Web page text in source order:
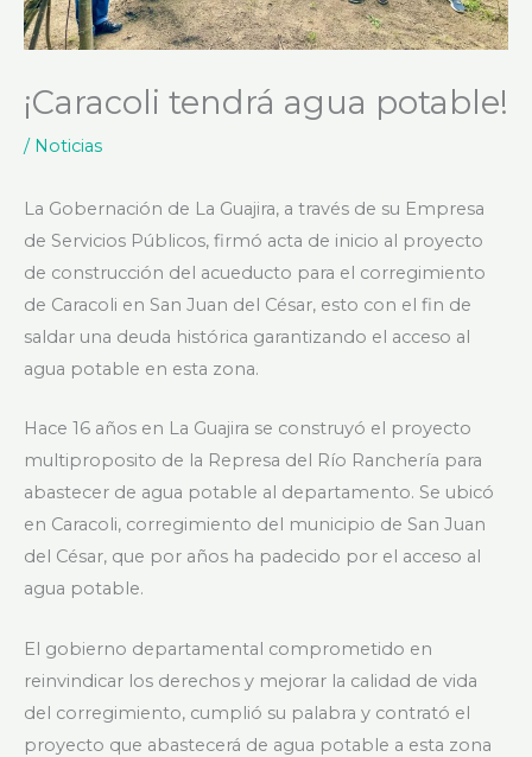
¡Caracoli tendrá agua potable!
/ Noticias
La Gobernación de La Guajira, a través de su Empresa
de Servicios Públicos, firmó acta de inicio al proyecto
de construcción del acueducto para el corregimiento
de Caracoli en San Juan del César, esto con el fin de
saldar una deuda histórica garantizando el acceso al
agua potable en esta zona.
Hace 16 años en La Guajira se construyó el proyecto
multiproposito de la Represa del Río Ranchería para
abastecer de agua potable al departamento. Se ubicó
en Caracoli, corregimiento del municipio de San Juan
del César, que por años ha padecido por el acceso al
agua potable.
El gobierno departamental comprometido en
reinvindicar los derechos y mejorar la calidad de vida
del corregimiento, cumplió su palabra y contrató el
proyecto que abastecerá de agua potable a esta zona